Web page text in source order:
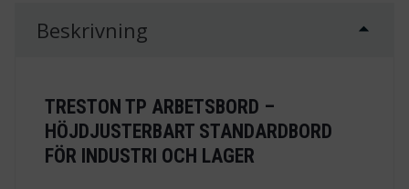
Beskrivning
TRESTON TP ARBETSBORD –
HÖJDJUSTERBART STANDARDBORD
FÖR INDUSTRI OCH LAGER